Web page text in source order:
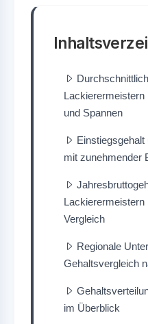
Lackierermeistern
und Spannen
mit zunehmender
Lackierermeistern
Vergleich
Regionale
Gehaltsvergleich
im Überblick